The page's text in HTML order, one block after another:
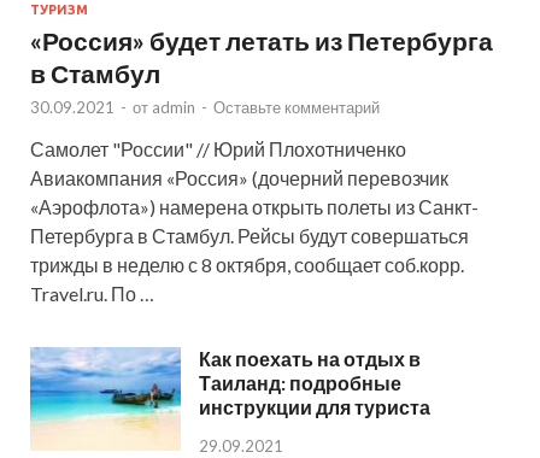
ТУРИЗМ
«Россия» будет летать из Петербурга
в Стамбул
30.09.2021 - от admin - Оставьте комментарий
Самолет "России" // Юрий Плохотниченко
Авиакомпания «Россия» (дочерний перевозчик
«Аэрофлота») намерена открыть полеты из Санкт-
Петербурга в Стамбул. Рейсы будут совершаться
трижды в неделю с 8 октября, сообщает соб.корр.
Travel.ru. По …
Как поехать на отдых в
Таиланд: подробные
инструкции для туриста
29.09.2021